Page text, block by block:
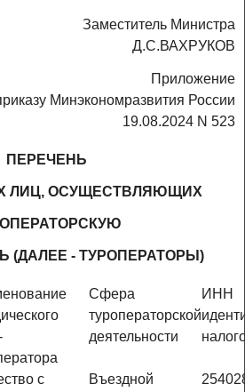
Заместитель Министра
Д.С.ВАХРУКОВ
Приложение
Минэкономразвития России
19.08.2024 N 523
ПЕРЕЧЕНЬ
ЛИЦ, ОСУЩЕСТВЛЯЮЩИХ
(ДАЛЕЕ - ТУРОПЕРАТОРЫ)
Сфера
туроператорской
деятельности
ИНН
с
Въездной